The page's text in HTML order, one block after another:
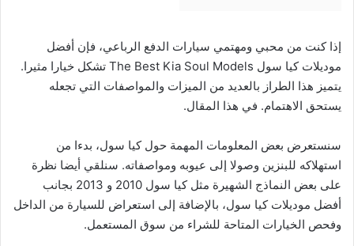
إذا كنت من محبي ومهتمي سيارات الدفع الرباعي، فإن أفضل
موديلات كيا سول The Best Kia Soul Models تشكل خيارا مثيرا.
يتميز هذا الطراز بالعديد من الميزات والمواصفات التي تجعله
يستحق الاهتمام. في هذا المقال.
سنستعرض بعض المعلومات المهمة حول كيا سول، بدءا من
استهلاكه للبنزين وصولا إلى عيوبه ومواصفاته. سنلقي أيضا نظرة
على بعض النماذج الشهيرة مثل كيا سول 2010 و 2013 بجانب
أفضل موديلات كيا سول، بالإضافة إلى استعراض للسيارة من الداخل
وفحص الخيارات المتاحة للشراء من سوق المستعمل.